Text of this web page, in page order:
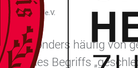
Gewalt e.V.
besonders häufig von
des Begriffs